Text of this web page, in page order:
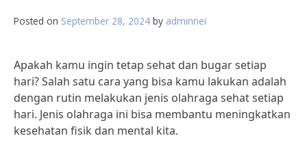
Posted on September 28, 2024 by adminnei
Apakah kamu ingin tetap sehat dan bugar setiap
hari? Salah satu cara yang bisa kamu lakukan adalah
dengan rutin melakukan jenis olahraga sehat setiap
hari. Jenis olahraga ini bisa membantu meningkatkan
kesehatan fisik dan mental kita.